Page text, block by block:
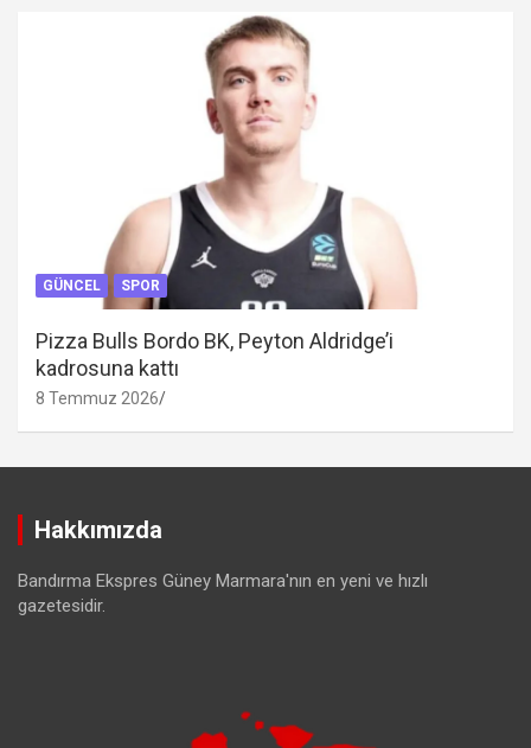
GÜNCEL SPOR
Pizza Bulls Bordo BK, Peyton Aldridge’i
kadrosuna kattı
8 Temmuz 2026
Hakkımızda
Bandırma Ekspres Güney Marmara'nın en yeni ve hızlı
gazetesidir.